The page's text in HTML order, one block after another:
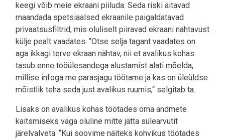
keegi võib meie ekraani piiluda. Seda riski aitavad
maandada spetsiaalsed ekraanile paigaldatavad
privaatsusfiltrid, mis oluliselt piiravad ekraani nähtavust
külje pealt vaadates. “Otse selja tagant vaadates on
aga ikkagi terve ekraan nähtav, nii et avalikus kohas
tasub enne tööülesandega alustamist alati mõelda,
millise infoga me parasjagu töötame ja kas on üleüldse
mõistlik teha seda just avalikus ruumis,“ selgitab ta.
Lisaks on avalikus kohas töötades oma andmete
kaitsmiseks väga oluline mitte jätta sülearvutit
järelvalveta. “Kui soovime näiteks kohvikus töötades